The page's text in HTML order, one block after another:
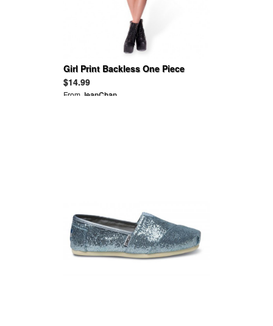
Girl Print Backless One Piece
Swimsuit
$14.99
From JeanChan